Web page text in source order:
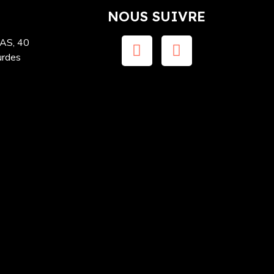
40
NOUS SUIVRE